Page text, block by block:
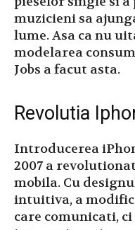
muzicieni sa
lume. Asa ca nu
modelarea
Jobs a facut asta.
Revolutia
Introducerea
2007 a
mobila. Cu
intuitiva, a
care comunicati,